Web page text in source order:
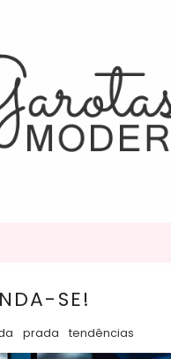
SE!
prada tendências